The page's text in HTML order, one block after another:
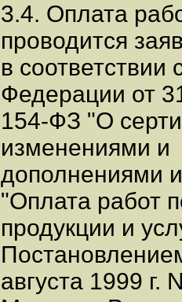
3.4. Оплата
проводится
в соответствии
Федерации от
154-ФЗ "О
изменениями и
дополнениями
"Оплата работ
продукции и
августа 1999 г.